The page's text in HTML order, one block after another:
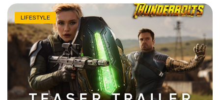
LIFESTYLE